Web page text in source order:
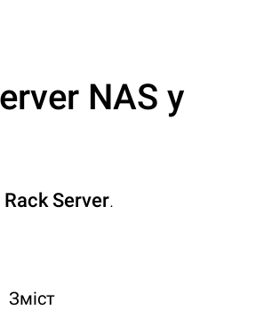
NAS у
Server.
Зміст